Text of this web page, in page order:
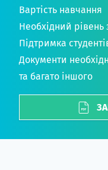
Вартість навчання
Необхідний рівень
Підтримка
Документи
та багато іншого